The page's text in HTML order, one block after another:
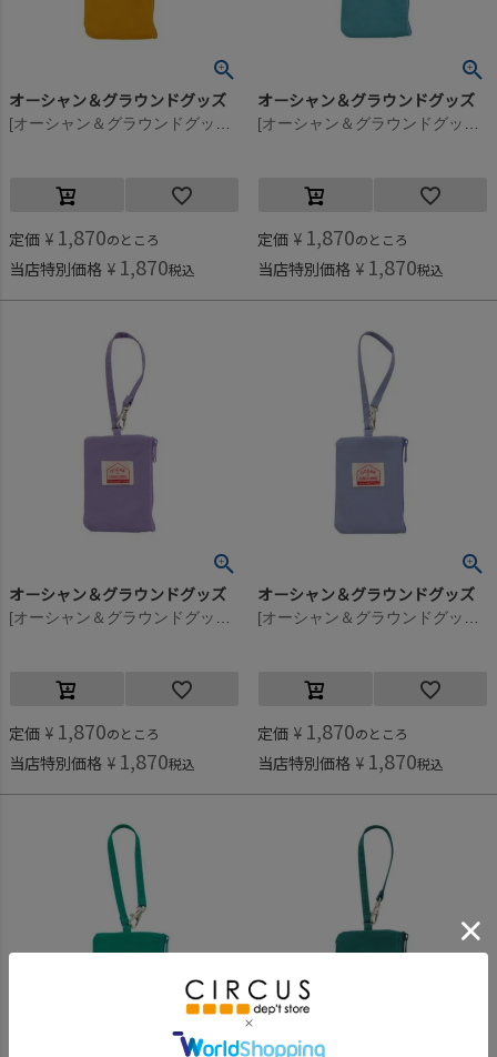
オーシャン＆グラウンドグッズ
定価 ¥ 1,870のところ
当店特別価格 ¥ 1,870税込
オーシャン＆グラウンドグッズ
定価 ¥ 1,870のところ
当店特別価格 ¥ 1,870税込
オーシャン＆グラウンドグッズ
定価 ¥ 1,870のところ
当店特別価格 ¥ 1,870税込
オーシャン＆グラウンドグッズ
定価 ¥ 1,870のところ
当店特別価格 ¥ 1,870税込